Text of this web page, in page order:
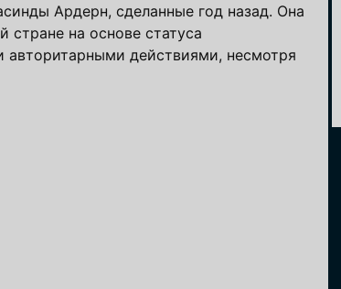
Ардерн, сделанные год назад. Она
стране на основе статуса
авторитарными действиями, несмотря